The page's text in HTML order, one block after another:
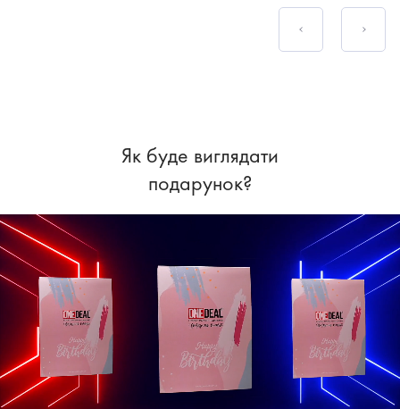
Як буде виглядати
подарунок?